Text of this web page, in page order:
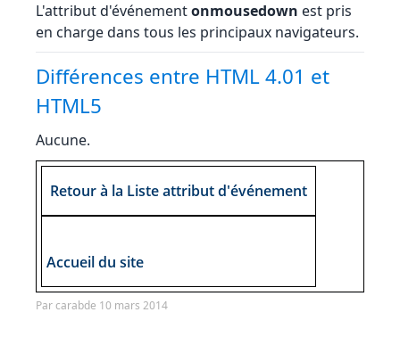
L'attribut d'événementonmousedown est pris
en charge dans tous les principaux navigateurs.
Différences entre HTML 4.01 et
HTML5
Aucune.
Retour à la Liste attribut d'événement
Accueil du site
Par carabde 10 mars 2014